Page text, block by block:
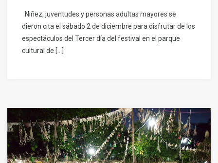
Niñez, juventudes y personas adultas mayores se
dieron cita el sábado 2 de diciembre para disfrutar de los
espectáculos del Tercer día del festival en el parque
cultural de […]